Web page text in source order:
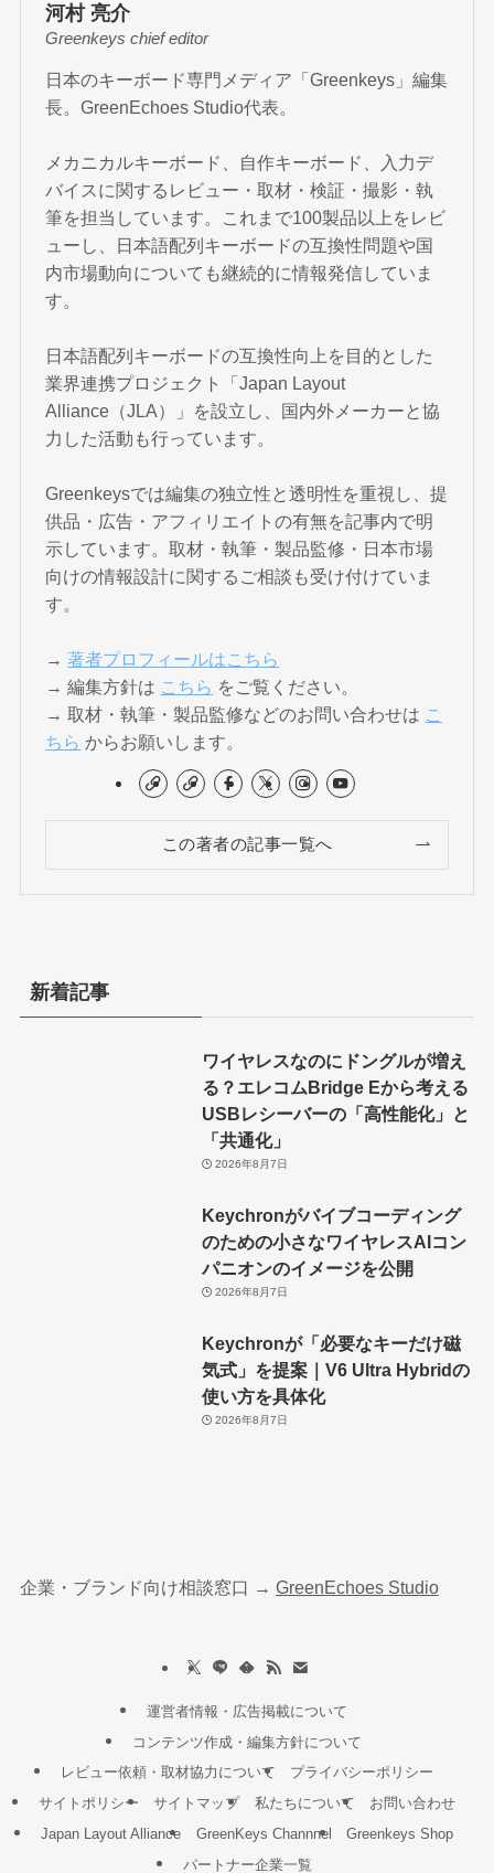
河村 亮介
Greenkeys chief editor
日本のキーボード専門メディア「Greenkeys」編集
長。GreenEchoes Studio代表。
メカニカルキーボード、自作キーボード、入力デ
バイスに関するレビュー・取材・検証・撮影・執
筆を担当しています。これまで100製品以上をレビ
ューし、日本語配列キーボードの互換性問題や国
内市場動向についても継続的に情報発信していま
す。
日本語配列キーボードの互換性向上を目的とした
業界連携プロジェクト「Japan Layout
Alliance（JLA）」を設立し、国内外メーカーと協
力した活動も行っています。
Greenkeysでは編集の独立性と透明性を重視し、提
供品・広告・アフィリエイトの有無を記事内で明
示しています。取材・執筆・製品監修・日本市場
向けの情報設計に関するご相談も受け付けていま
す。
→著者プロフィールはこちら
→ 編集方針は こちら をご覧ください。
→ 取材・執筆・製品監修などのお問い合わせは こ
ちら からお願いします。
この著者の記事一覧へ
新着記事
ワイヤレスなのにドングルが増え
る？エレコムBridge Eから考える
USBレシーバーの「高性能化」と
「共通化」
2026年8月7日
Keychronがバイブコーディング
のための小さなワイヤレスAIコン
パニオンのイメージを公開
2026年8月7日
Keychronが「必要なキーだけ磁
気式」を提案｜V6 Ultra Hybridの
使い方を具体化
2026年8月7日
企業・ブランド向け相談窓口 → GreenEchoes Studio
運営者情報・広告掲載について
コンテンツ作成・編集方針について
レビュー依頼・取材協力について
プライバシーポリシー
サイトポリシー
サイトマップ 私たちについて
お問い合わせ
Japan Layout Alliance
GreenKeys Channnel
Greenkeys Shop
パートナー企業一覧